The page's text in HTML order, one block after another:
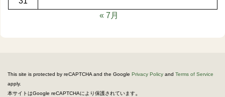
« 7月
This site is protected by reCAPTCHA and the Google Privacy Policy and Terms of Service
apply.
本サイトはGoogle reCAPTCHAにより保護されています。